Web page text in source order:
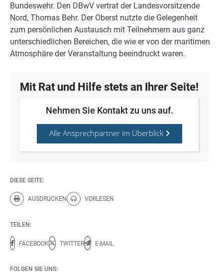
Bundeswehr. Den DBwV vertrat der Landesvorsitzende
Nord, Thomas Behr. Der Oberst nutzte die Gelegenheit
zum persönlichen Austausch mit Teilnehmern aus ganz
unterschiedlichen Bereichen, die wie er von der maritimen
Atmosphäre der Veranstaltung beeindruckt waren.
Mit Rat und Hilfe stets an Ihrer Seite!
Nehmen Sie Kontakt zu uns auf.
Alle Ansprechpartner im Überblick
DIESE SEITE:
AUSDRUCKEN
Diese Seite drucken.
VORLESEN
Diese Seite vorlesen.
TEILEN:
FACEBOOK TWITTER E-MAIL
FOLGEN SIE UNS: